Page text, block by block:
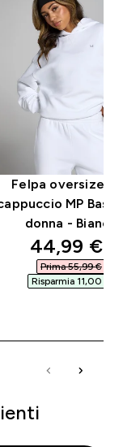
Felpa oversize
MP
donna - Bianco
44,99 €‎
Prima 55,99 €‎
Risparmia 11,00 €‎